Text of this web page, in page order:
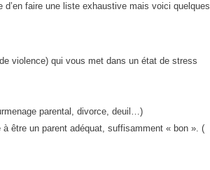
faire une liste exhaustive mais voici quelques
violence) qui vous met dans un état de stress
parental, divorce, deuil…)
être un parent adéquat, suffisamment « bon ». (